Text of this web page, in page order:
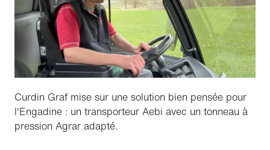
Curdin Graf mise sur une solution bien pensée pour
l'Engadine : un transporteur Aebi avec un tonneau à
pression Agrar adapté.